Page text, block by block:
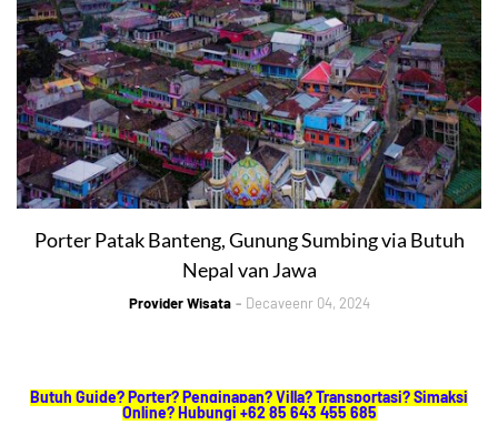
Porter Patak Banteng, Gunung Sumbing via Butuh
Nepal van Jawa
Provider Wisata Decaveenr 04, 2024
Butuh Guide? Porter? Penginapan? Villa? Transportasi? Simaksi
Online? Hubungi +62 85 643 455 685